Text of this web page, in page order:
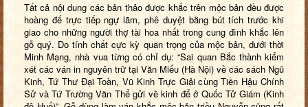
Tất cả nội dung các bản thảo được khắc trên mộc bản đều được
hoàng đế trực tiếp ngự lãm, phê duyệt bằng bút tích trước khi
giao cho những người thợ tài hoa nhất trong cung đình khắc lên
gỗ quý. Do tính chất cực kỳ quan trọng của mộc bản, dưới thời
Minh Mạng, nhà vua từng có chỉ dụ: “Sai quan Bắc thành kiểm
xét các ván in nguyên trữ tại Văn Miếu (Hà Nội) về các sách Ngũ
Kinh, Tứ Thư Đại Toàn, Vũ Kinh Trực Giải cùng Tiền Hậu Chính
Sử và Tứ Trường Văn Thể gửi về kinh để ở Quốc Tử Giám (Kinh